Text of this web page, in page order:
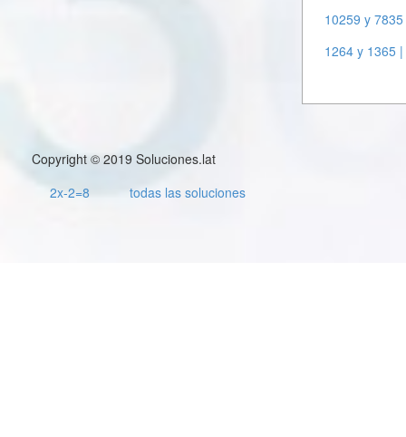
10259 y
1264 y 1365 |
Copyright © 2019 Soluciones.lat
2x-2=8
todas las soluciones